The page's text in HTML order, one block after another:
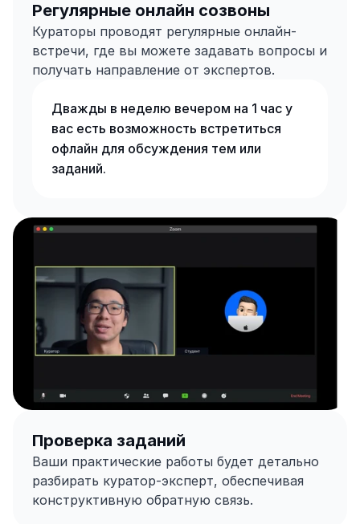
Регулярные онлайн созвоны
Кураторы проводят регулярные онлайн-
встречи, где вы можете задавать вопросы и
получать направление от экспертов.
Дважды в неделю вечером на 1 час у
вас есть возможность встретиться
офлайн для обсуждения тем или
заданий.
Проверка заданий
Ваши практические работы будет детально
разбирать куратор-эксперт, обеспечивая
конструктивную обратную связь.